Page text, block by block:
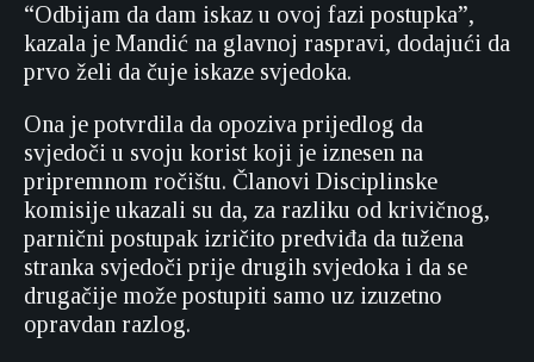
“Odbijam da dam iskaz u ovoj fazi postupka”,
kazala je Mandić na glavnoj raspravi, dodajući da
prvo želi da čuje iskaze svjedoka.
Ona je potvrdila da opoziva prijedlog da
svjedoči u svoju korist koji je iznesen na
pripremnom ročištu. Članovi Disciplinske
komisije ukazali su da, za razliku od krivičnog,
parnični postupak izričito predviđa da tužena
stranka svjedoči prije drugih svjedoka i da se
drugačije može postupiti samo uz izuzetno
opravdan razlog.